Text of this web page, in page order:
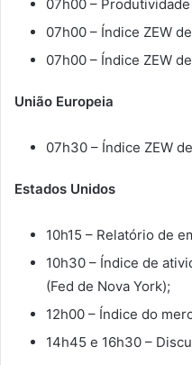
07h00 –
07h00 – Índice ZEW
07h00 – Índice ZEW
União Europeia
07h30 – Índice ZEW
Estados Unidos
10h15 – Relatório de
10h30 – Índice de
(Fed de Nova York);
12h00 – Índice do
14h45 e 16h30 –